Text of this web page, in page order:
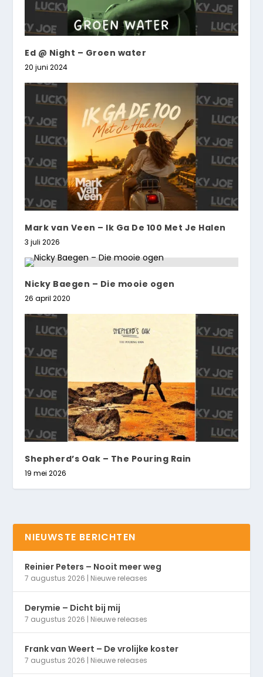
Ed @ Night – Groen water
20 juni 2024
Mark van Veen – Ik Ga De 100 Met Je Halen
3 juli 2026
Nicky Baegen – Die mooie ogen
26 april 2020
Shepherd’s Oak – The Pouring Rain
19 mei 2026
NIEUWSTE BERICHTEN
Reinier Peters – Nooit meer weg
7 augustus 2026 | Nieuwe releases
Derymie – Dicht bij mij
7 augustus 2026 | Nieuwe releases
Frank van Weert – De vrolijke koster
7 augustus 2026 | Nieuwe releases